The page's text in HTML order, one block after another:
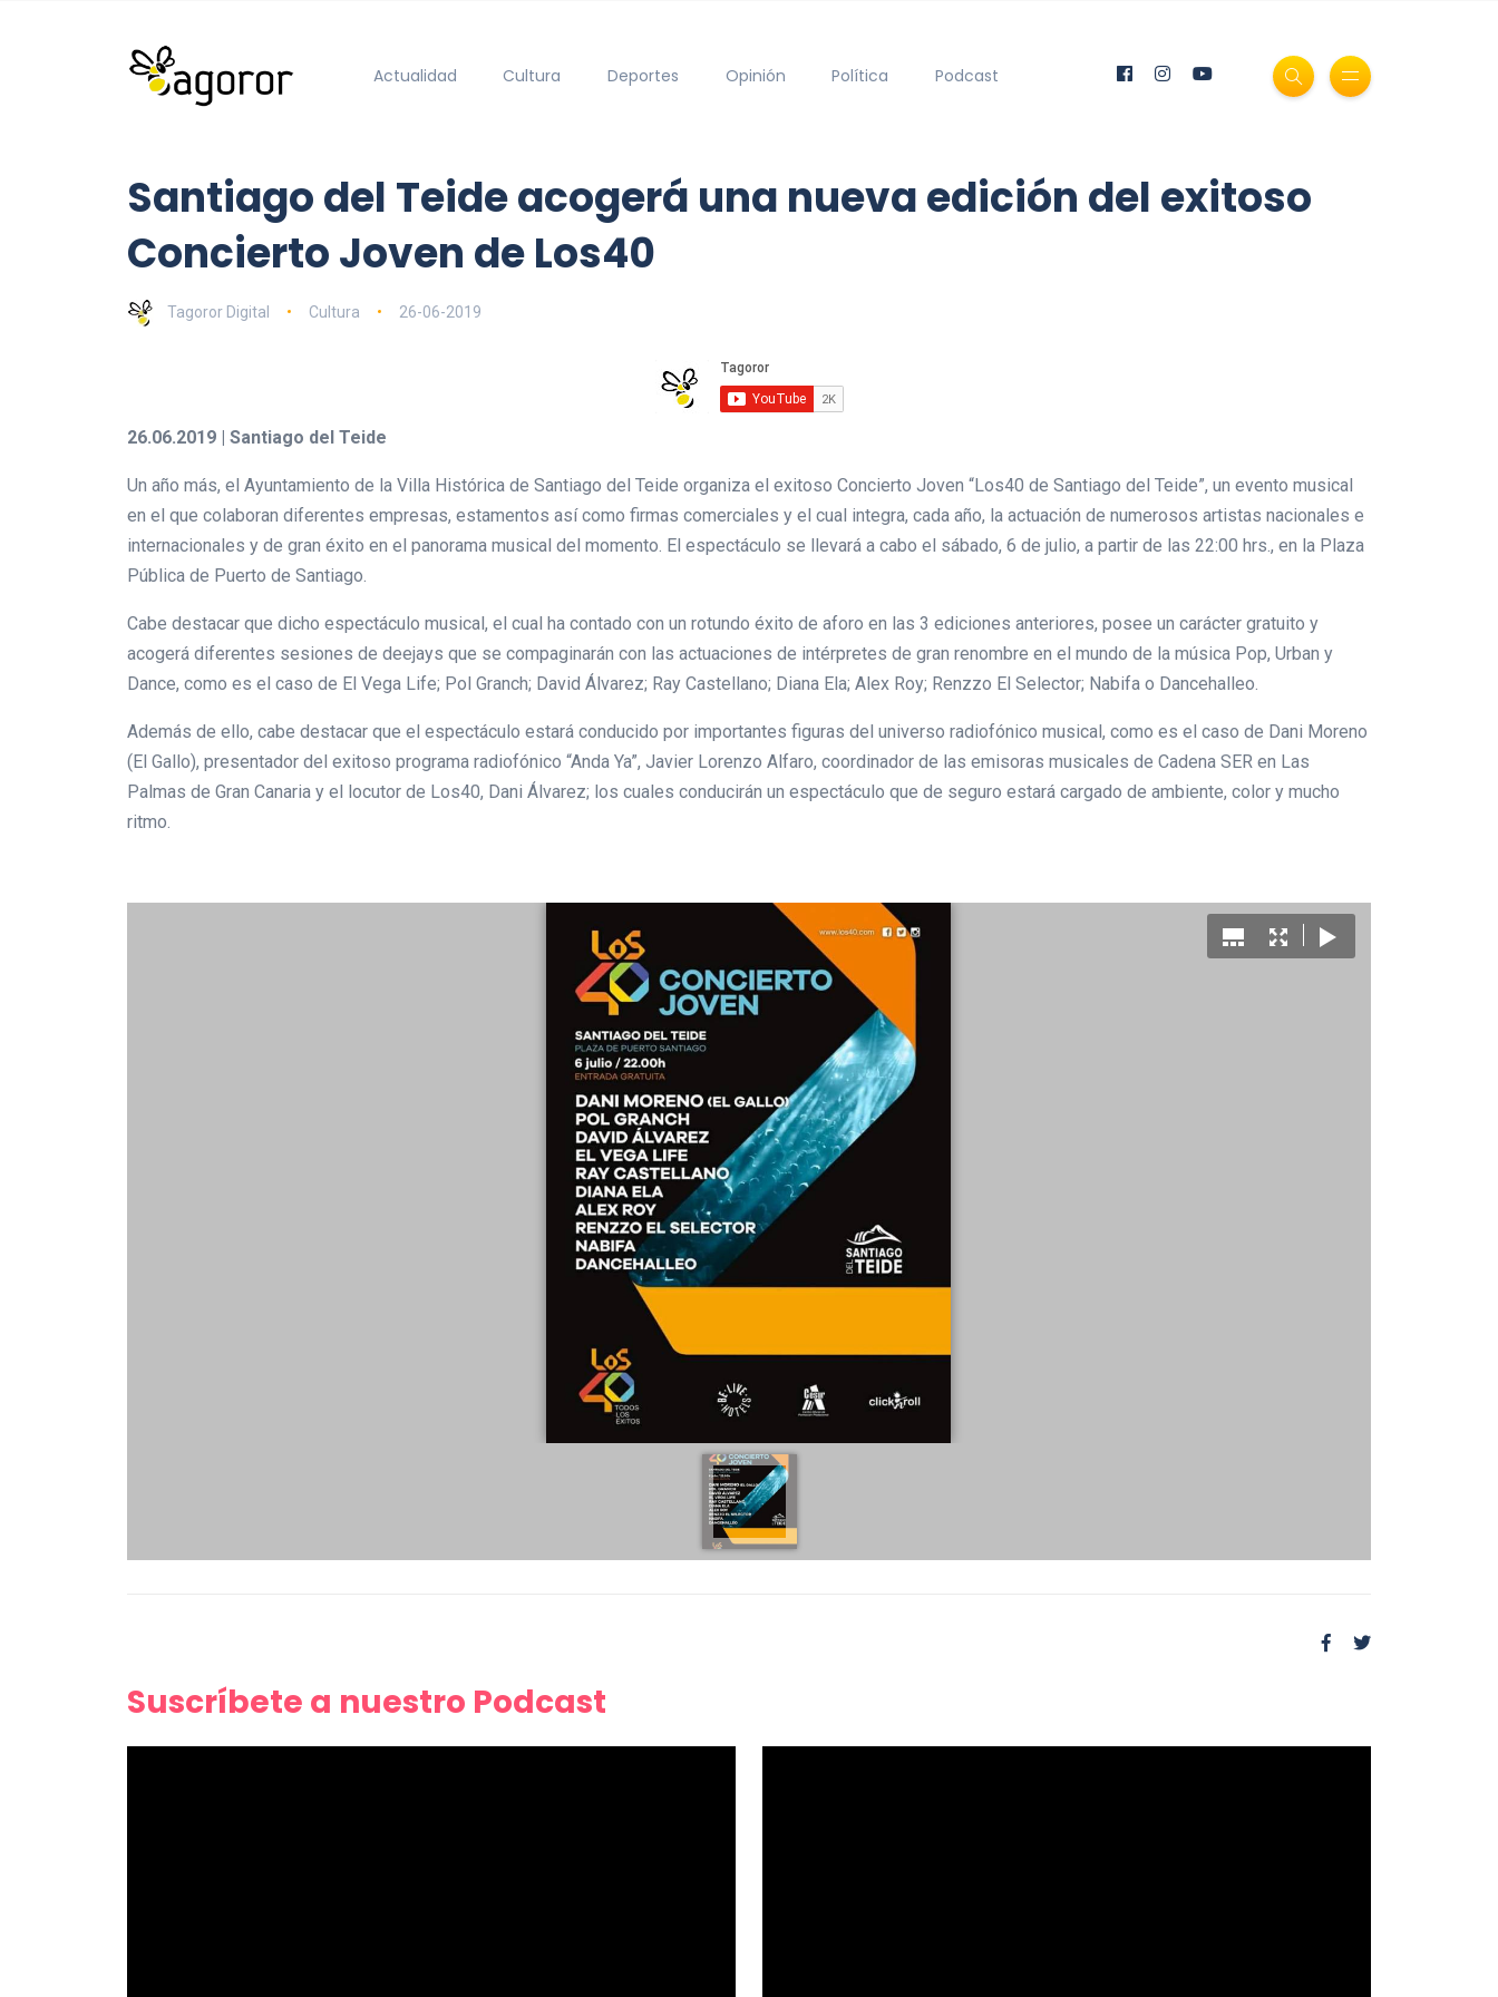
Actualidad Cultura Deportes Opinión Política Podcast
Santiago del Teide acogerá una nueva edición del exitoso
Concierto Joven de Los40
Tagoror Digital Cultura 26-06-2019
26.06.2019 | Santiago del Teide
Un año más, el Ayuntamiento de la Villa Histórica de Santiago del Teide organiza el exitoso Concierto Joven “Los40 de Santiago del Teide”, un evento musical
en el que colaboran diferentes empresas, estamentos así como firmas comerciales y el cual integra, cada año, la actuación de numerosos artistas nacionales e
internacionales y de gran éxito en el panorama musical del momento. El espectáculo se llevará a cabo el sábado, 6 de julio, a partir de las 22:00 hrs., en la Plaza
Pública de Puerto de Santiago.
Cabe destacar que dicho espectáculo musical, el cual ha contado con un rotundo éxito de aforo en las 3 ediciones anteriores, posee un carácter gratuito y
acogerá diferentes sesiones de deejays que se compaginarán con las actuaciones de intérpretes de gran renombre en el mundo de la música Pop, Urban y
Dance, como es el caso de El Vega Life; Pol Granch; David Álvarez; Ray Castellano; Diana Ela; Alex Roy; Renzzo El Selector; Nabifa o Dancehalleo.
Además de ello, cabe destacar que el espectáculo estará conducido por importantes figuras del universo radiofónico musical, como es el caso de Dani Moreno
(El Gallo), presentador del exitoso programa radiofónico “Anda Ya”, Javier Lorenzo Alfaro, coordinador de las emisoras musicales de Cadena SER en Las
Palmas de Gran Canaria y el locutor de Los40, Dani Álvarez; los cuales conducirán un espectáculo que de seguro estará cargado de ambiente, color y mucho
ritmo.
Suscríbete a nuestro Podcast